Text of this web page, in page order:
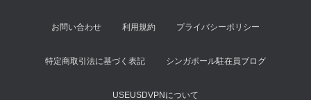
お問い合わせ 利用規約 プライバシーポリシー
特定商取引法に基づく表記 シンガポール駐在員ブログ
USEUSDVPNについて